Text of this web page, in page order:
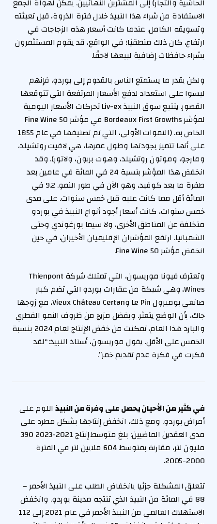
الاستفادة من شراء هذا النبيذ خلال فترة الذروة، قبل تعبئته
وتسويقه الكامل. عندما كانت أسعار هذه الزجاجات في
ارتفاع، كان ذلك منطقيًا؛ في الواقع، قد يقوم المستثمرون
بشراء حافظات إضافية لبيعها لاحقًا.
ولكن بقدر ما يستمتع الناس بالقدوم إلى بوردو، فإنهم
ليسوا على استعداد لدفع الأسعار المرتفعة التي تتوقعها
القصور. يتتبع سوق النبيذ Liv-ex تحركات الأسعار اليومية
لمؤشر Bordeaux First Growths في مؤشر Fine Wine 50
الخاص به. (النموات الأولى، التي تم تصنيفها في عام 1855
على أنها تتميز بجودتها وطول عمرها، هي لافيت روتشيلد،
ومارجو، وموتون روتشيلد، وهوت بريون، ولاتور). وقد
انخفض هذا المؤشر بنسبة 24 في المائة في عامين بعد
طفرة ما بعد كوفيد، وهو الآن في طور النمو. 9.2 في
المائة أقل مما كانت عليه قبل خمس سنوات. على مدى
خمس سنوات، كانت أسعار أجود أنواع النبيذ في بوردو
متخلفة عن المناطق الأخرى، ولا سيما بورغوندي وحتى
الشمبانيا. ارتفع المؤشران الإقليميان الأخيران، في حين
انخفض مؤشر Fine Wine 50.
وتعترف فيونا موريسون، التي تمتلك شركة Thienpont
Wines، وهي شبكة من عقارات بوردو التي تضم كبار
صانعي بوميرول Le Pin وVieux Château Certan، مع زوجها
جاك، بأن الوضع يتعثر. وبفضل مزيج من ظروف النمو الفطري
والبارد هذا العام، تمكنت من خفض الإنتاج لعام 2024 بنسبة
الخمس على الأقل. يقول موريسون، أستاذ النبيذ: “لقد
فكرت في فكرة عدم تقديم خمر”.
في كثير من الأحيان يحصل على وفرة من النبيذاللوم على
أمراض بوردو. ومع ذلك، انخفض إنتاجها بشكل مطرد على
مدى العقدين الماضيين: بلغ متوسط ​​إنتاج 2021-2023 390
مليون لتر، مقارنة بمتوسط ​​604 ملايين لتر في الفترة
2000-2005.
تتعلق المشكلة جزئيا بانخفاض الطلب على النبيذ الأحمر –
88 في المائة من النبيذ الذي تنتجه مدينة بوردو. وانخفض
الاستهلاك العالمي من النبيذ الأحمر في عام 2021 إلى 112